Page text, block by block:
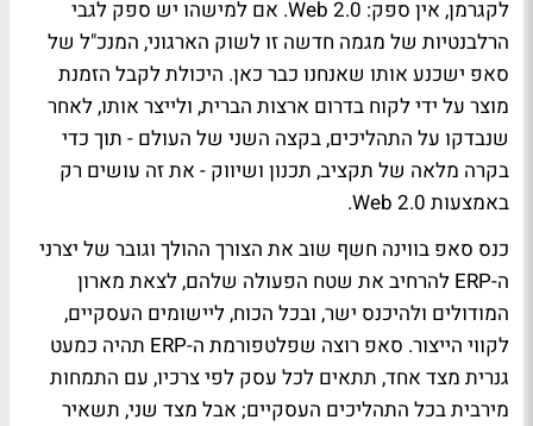
לקגרמן, אין ספק: Web 2.0. אם למישהו יש ספק לגבי
הרלבנטיות של מגמה חדשה זו לשוק הארגוני, המנכ"ל של
סאפ ישכנע אותו שאנחנו כבר כאן. היכולת לקבל הזמנת
מוצר על ידי לקוח בדרום ארצות הברית, ולייצר אותו, לאחר
שנבדקו על התהליכים, בקצה השני של העולם - תוך כדי
בקרה מלאה של תקציב, תכנון ושיווק - את זה עושים רק
באמצעות Web 2.0.
כנס סאפ בווינה חשף שוב את הצורך ההולך וגובר של יצרני
ה-ERP להרחיב את שטח הפעולה שלהם, לצאת מארון
המודולים ולהיכנס ישר, ובכל הכוח, ליישומים העסקיים,
לקווי הייצור. סאפ רוצה שפלטפורמת ה-ERP תהיה כמעט
גנרית מצד אחד, תתאים לכל עסק לפי צרכיו, עם התמחות
מירבית בכל התהליכים העסקיים; אבל מצד שני, תשאיר